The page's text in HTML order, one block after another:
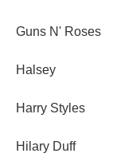
Guns N' Roses
Halsey
Harry Styles
Hilary Duff